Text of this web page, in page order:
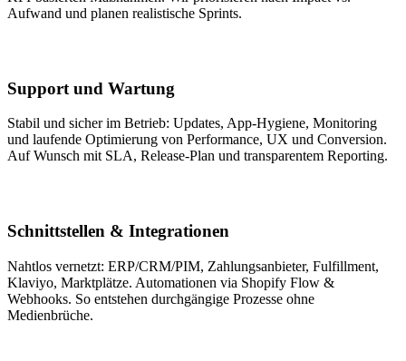
Aufwand und planen realistische Sprints.
Support und Wartung
Stabil und sicher im Betrieb: Updates, App-Hygiene, Monitoring
und laufende Optimierung von Performance, UX und Conversion.
Auf Wunsch mit SLA, Release-Plan und transparentem Reporting.
Schnittstellen & Integrationen
Nahtlos vernetzt: ERP/CRM/PIM, Zahlungsanbieter, Fulfillment,
Klaviyo, Marktplätze. Automationen via Shopify Flow &
Webhooks. So entstehen durchgängige Prozesse ohne
Medienbrüche.